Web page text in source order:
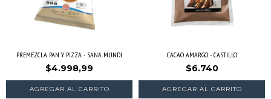
PREMEZCLA PAN Y PIZZA - SANA MUNDI
$4.998,99
CACAO AMARGO - CASTILLO
$6.740